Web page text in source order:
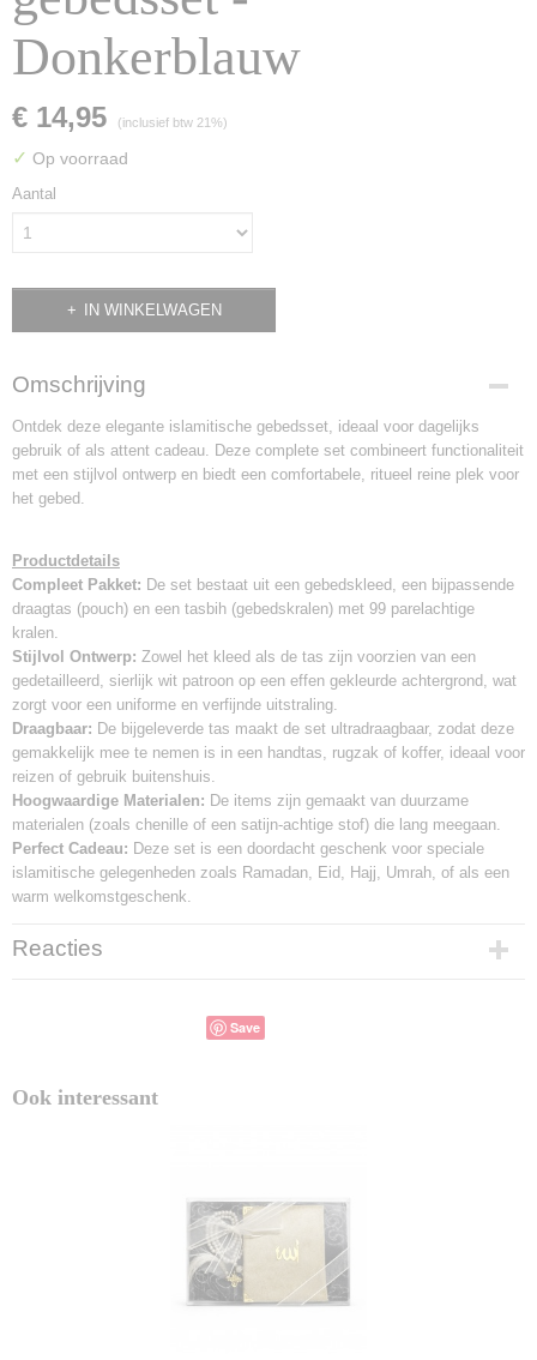
Donkerblauw
€ 14,95 (inclusief btw 21%)
✓ Op voorraad
Aantal
IN WINKELWAGEN
Omschrijving
Ontdek deze elegante islamitische gebedsset, ideaal voor dagelijks
gebruik of als attent cadeau. Deze complete set combineert functionaliteit
met een stijlvol ontwerp en biedt een comfortabele, ritueel reine plek voor
het gebed.
Productdetails
Compleet Pakket: De set bestaat uit een gebedskleed, een bijpassende
draagtas (pouch) en een tasbih (gebedskralen) met 99 parelachtige
kralen.
Stijlvol Ontwerp: Zowel het kleed als de tas zijn voorzien van een
gedetailleerd, sierlijk wit patroon op een effen gekleurde achtergrond, wat
zorgt voor een uniforme en verfijnde uitstraling.
Draagbaar: De bijgeleverde tas maakt de set ultradraagbaar, zodat deze
gemakkelijk mee te nemen is in een handtas, rugzak of koffer, ideaal voor
reizen of gebruik buitenshuis.
Hoogwaardige Materialen: De items zijn gemaakt van duurzame
materialen (zoals chenille of een satijn-achtige stof) die lang meegaan.
Perfect Cadeau: Deze set is een doordacht geschenk voor speciale
islamitische gelegenheden zoals Ramadan, Eid, Hajj, Umrah, of als een
warm welkomstgeschenk.
Reacties
Save
Ook interessant